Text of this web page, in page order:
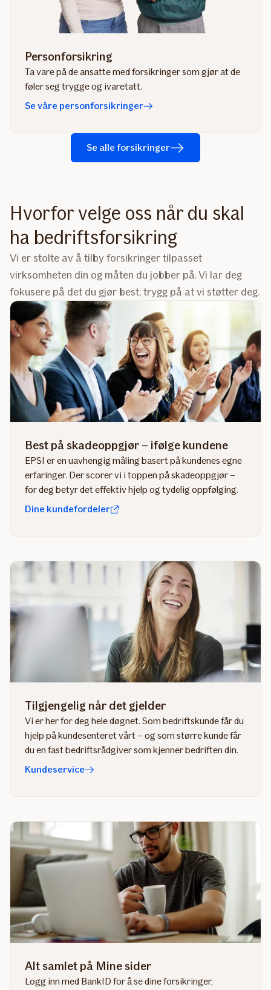
Personforsikring
Ta vare på de ansatte med forsikringer som gjør at de
føler seg trygge og ivaretatt.
Se våre personforsikringer
Se alle forsikringer
Hvorfor velge oss når du skal
ha bedriftsforsikring
Vi er stolte av å tilby forsikringer tilpasset
virksomheten din og måten du jobber på. Vi lar deg
fokusere på det du gjør best, trygg på at vi støtter deg.
Best på skadeoppgjør – ifølge kundene
EPSI er en uavhengig måling basert på kundenes egne
erfaringer. Der scorer vi i toppen på skadeoppgjør –
for deg betyr det effektiv hjelp og tydelig oppfølging.
Dine kundefordeler
Tilgjengelig når det gjelder
Vi er her for deg hele døgnet. Som bedriftskunde får du
hjelp på kundesenteret vårt – og som større kunde får
du en fast bedriftsrådgiver som kjenner bedriften din.
Kundeservice
Alt samlet på Mine sider
Logg inn med BankID for å se dine forsikringer,